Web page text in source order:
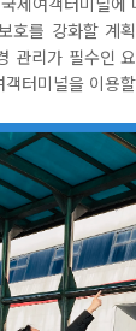
호를 강화할 계
관리가 필수인
터미널을 이용